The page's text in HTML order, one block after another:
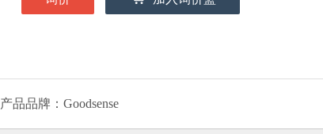
产品品牌： Goodsense